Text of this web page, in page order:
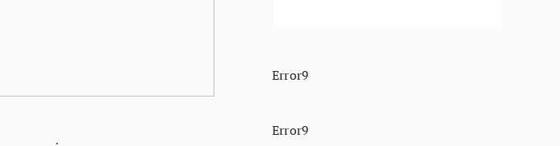
Error9
Error9